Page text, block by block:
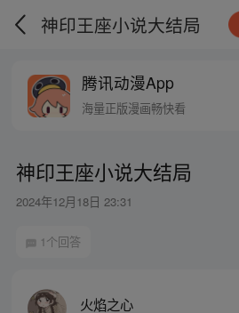
神印王座小说大结局
腾讯动漫App
海量正版漫画畅快看
神印王座小说大结局
2024年12月18日 23:31
1个回答
火焰之心